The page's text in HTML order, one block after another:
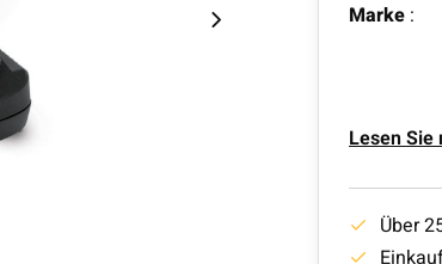
Marke :
Lesen Sie
Über